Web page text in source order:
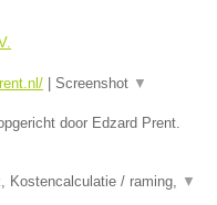
Screenshot ▼
door Edzard Prent.
Kostencalculatie / raming, ▼